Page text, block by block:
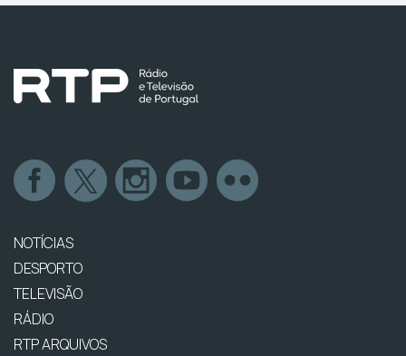
NOTÍCIAS
DESPORTO
TELEVISÃO
RÁDIO
RTP ARQUIVOS